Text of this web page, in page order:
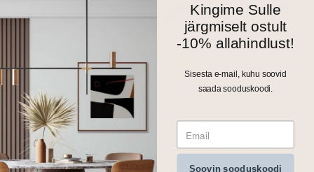
Kõik meie seinapildid, fotolõuendid ja kapad trükitakse
Kingime Sulle
järgmiselt ostult
-10% allahindlust!
Sisesta e-mail, kuhu soovid
saada sooduskoodi.
Soovin sooduskoodi